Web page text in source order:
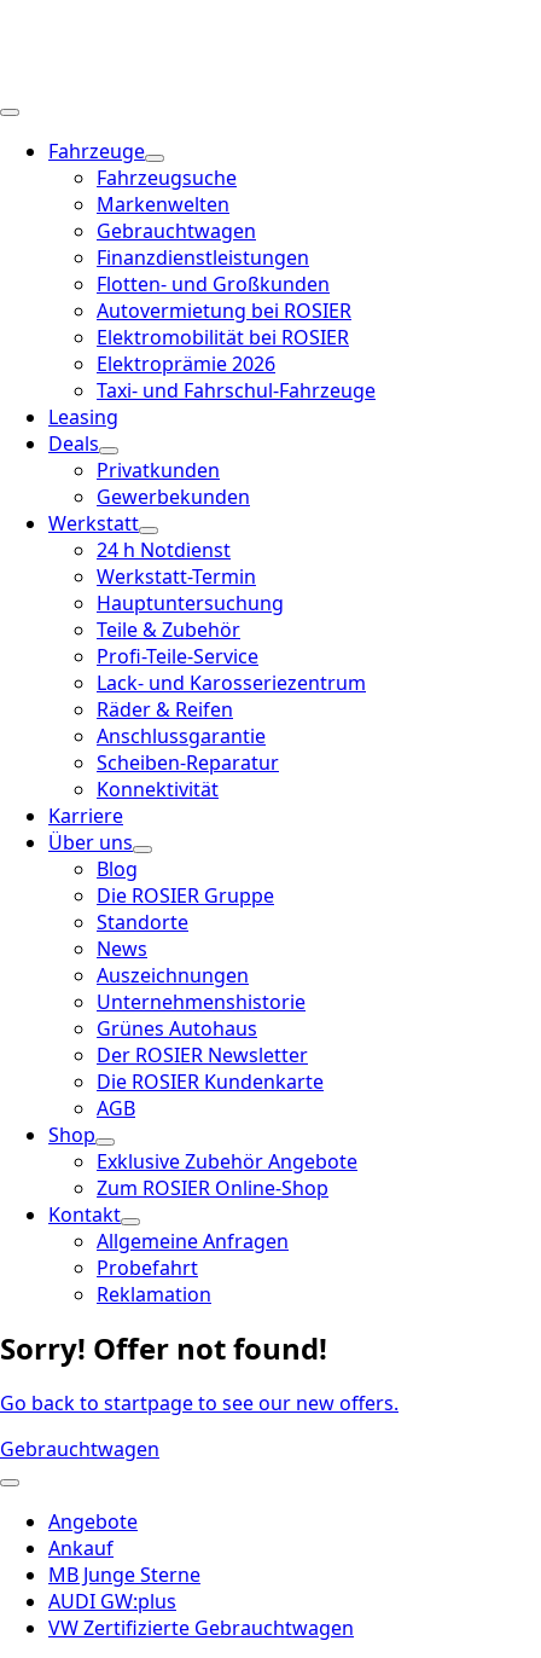
Fahrzeuge
Fahrzeugsuche
Markenwelten
Gebrauchtwagen
Finanzdienstleistungen
Flotten- und Großkunden
Autovermietung bei ROSIER
Elektromobilität bei ROSIER
Elektroprämie 2026
Taxi- und Fahrschul-Fahrzeuge
Leasing
Deals
Privatkunden
Gewerbekunden
Werkstatt
24 h Notdienst
Werkstatt-Termin
Hauptuntersuchung
Teile & Zubehör
Profi-Teile-Service
Lack- und Karosseriezentrum
Räder & Reifen
Anschlussgarantie
Scheiben-Reparatur
Konnektivität
Karriere
Über uns
Blog
Die ROSIER Gruppe
Standorte
News
Auszeichnungen
Unternehmenshistorie
Grünes Autohaus
Der ROSIER Newsletter
Die ROSIER Kundenkarte
AGB
Shop
Exklusive Zubehör Angebote
Zum ROSIER Online-Shop
Kontakt
Allgemeine Anfragen
Probefahrt
Reklamation
Sorry! Offer not found!
Go back to startpage to see our new offers.
Gebrauchtwagen
Angebote
Ankauf
MB Junge Sterne
AUDI GW:plus
VW Zertifizierte Gebrauchtwagen